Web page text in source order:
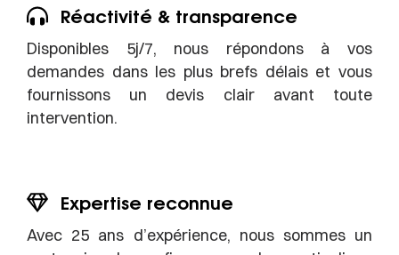
Réactivité & transparence
Disponibles 5j/7, nous répondons à vos
demandes dans les plus brefs délais et vous
fournissons un devis clair avant toute
intervention.
Expertise reconnue
Avec 25 ans d’expérience, nous sommes un